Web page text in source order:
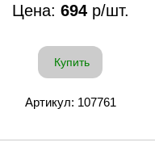
Цена: 694р/шт.
Купить
Артикул: 107761